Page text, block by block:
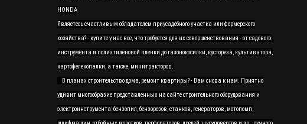
HONDA
Являетесь счастливым обладателем приусадебного участка или фермерского
хозяйства? - купите у нас все, что требуется для их совершенствования - от садового
инструмента и полиэтиленовой пленки до газонокосилки, кустореза, культиватора,
картофелекопалки, а также, минитракторов.
В планах строительство дома, ремонт квартиры? - Вам снова к нам. Приятно
удивит многообразие представленных на сайте строительного оборудования и
электроинструмента: бензопил, бензорезов, станков, генераторов, мотопомп,